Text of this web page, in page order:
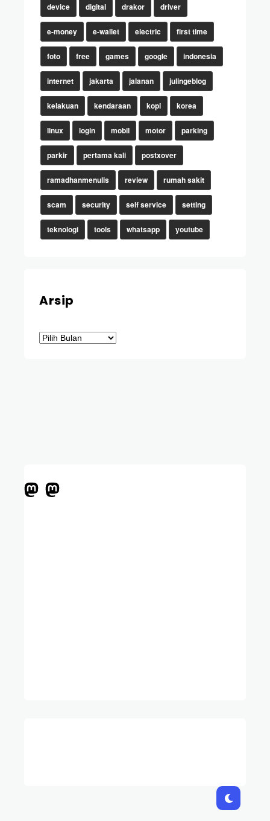
device digital drakor driver
e-money e-wallet electric first time
foto free games google indonesia
internet jakarta jalanan julingeblog
kelakuan kendaraan kopi korea
linux login mobil motor parking
parkir pertama kali postxover
ramadhanmenulis review rumah sakit
scam security self service setting
teknologi tools whatsapp youtube
Arsip
Arsip